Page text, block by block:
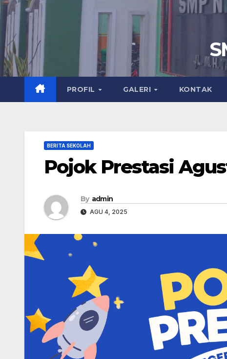
PROFIL GALERI KONTAK
BERITA SEKOLAH
Pojok Prestasi
By admin
AGU 4, 2025